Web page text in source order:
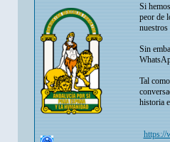
Si
peor de
nuestros
Sin
Tal
historia
https://